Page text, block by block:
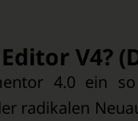
V4?
4.0 ein so
radikalen